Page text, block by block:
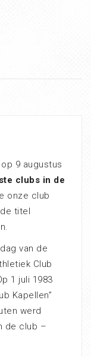
9 augustus
clubs in de
onze club
titel
van de
Club
1 juli 1983
Kapellen”
werd
de club –